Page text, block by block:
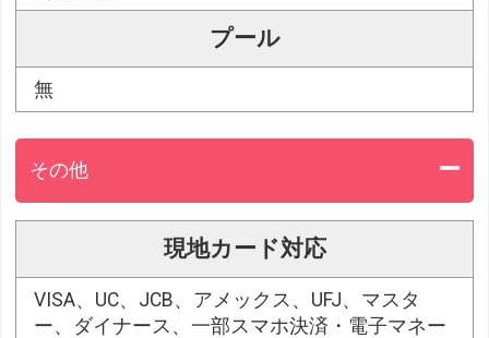
プール
無
その他
現地カード対応
VISA、UC、JCB、アメックス、UFJ、マスタ
ー、ダイナース、一部スマホ決済・電子マネー